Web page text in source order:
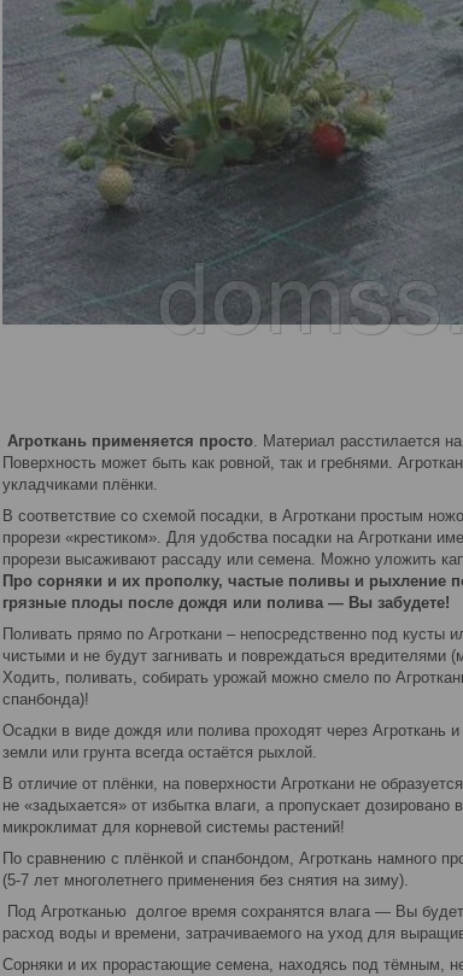
Агроткань применяется просто. Материал расстилается
Поверхность может быть как ровной, так и гребнями.
укладчиками плёнки.
В соответствие со схемой посадки, в Агроткани простым
прорези «крестиком». Для удобства посадки на Агроткани
прорези высаживают рассаду или семена. Можно уложить
Про сорняки и их прополку, частые поливы и рыхление
грязные плоды после дождя или полива — Вы забудете!
Поливать прямо по Агроткани – непосредственно под кусты
чистыми и не будут загнивать и повреждаться вредителями
Ходить, поливать, собирать урожай можно смело по
спанбонда)!
Осадки в виде дождя или полива проходят через Агроткань
земли или грунта всегда остаётся рыхлой.
В отличие от плёнки, на поверхности Агроткани не
не «задыхается» от избытка влаги, а пропускает
микроклимат для корневой системы растений!
По сравнению с плёнкой и спанбондом, Агроткань намного
(5-7 лет многолетнего применения без снятия на зиму).
Под Агротканью долгое время сохранятся влага — Вы
расход воды и времени, затрачиваемого на уход для
Сорняки и их прорастающие семена, находясь под тёмным,